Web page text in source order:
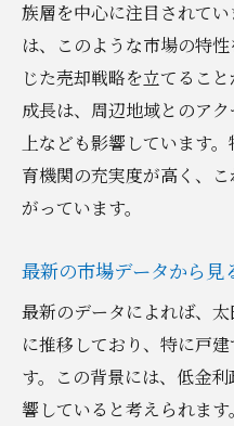
族層を中心に注目されて
は、このような市場の特
じた売却戦略を立てるこ
成長は、周辺地域とのア
上なども影響しています
育機関の充実度が高く、
がっています。
最新の市場データから見
最新のデータによれば、
に推移しており、特に戸
す。この背景には、低金
響していると考えられま